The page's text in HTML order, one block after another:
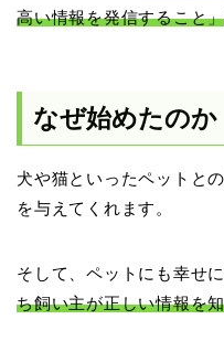
高い情報を発信すること」
なぜ始めたのか
犬や猫といったペットと
を与えてくれます。
そして、ペットにも幸せ
ち飼い主が正しい情報を